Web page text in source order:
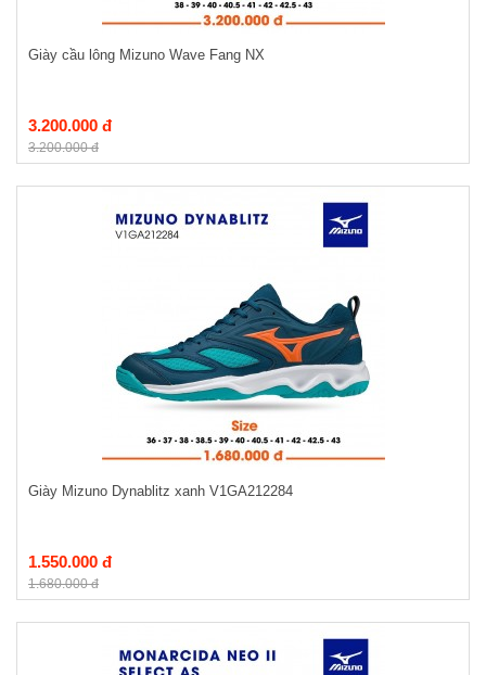
Giày cầu lông Mizuno Wave Fang NX
3.200.000 đ
3.200.000 đ
Giày Mizuno Dynablitz xanh V1GA212284
1.550.000 đ
1.680.000 đ